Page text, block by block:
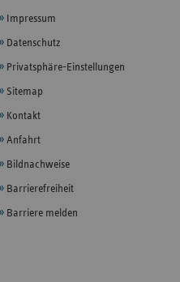
Impressum
Datenschutz
Privatsphäre-Einstellungen
Sitemap
Kontakt
Anfahrt
Bildnachweise
Barrierefreiheit
Barriere melden